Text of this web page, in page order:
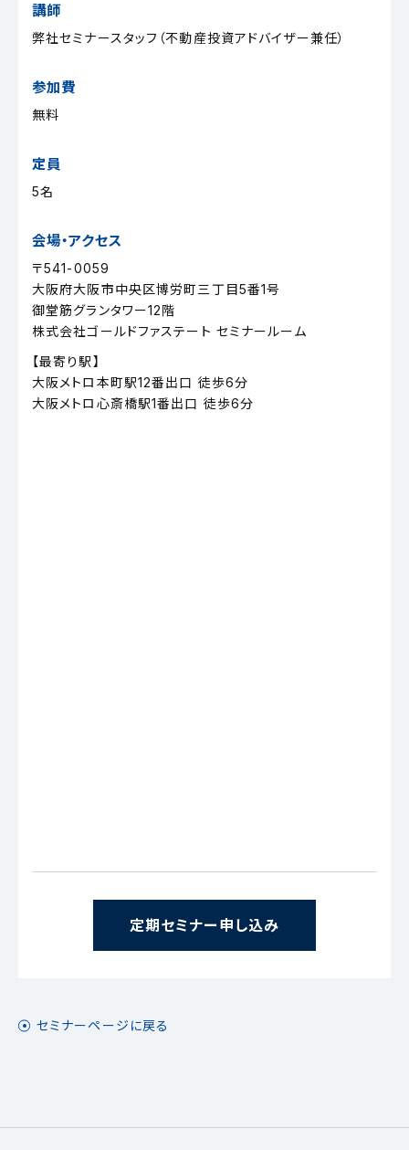
講師
弊社セミナースタッフ（不動産投資アドバイザー兼任）
参加費
無料
定員
5名
会場・アクセス
〒541-0059
大阪府大阪市中央区博労町三丁目5番1号
御堂筋グランタワー12階
株式会社ゴールドファステート セミナールーム
【最寄り駅】
大阪メトロ本町駅12番出口 徒歩6分
大阪メトロ心斎橋駅1番出口 徒歩6分
定期セミナー申し込み
セミナーページに戻る